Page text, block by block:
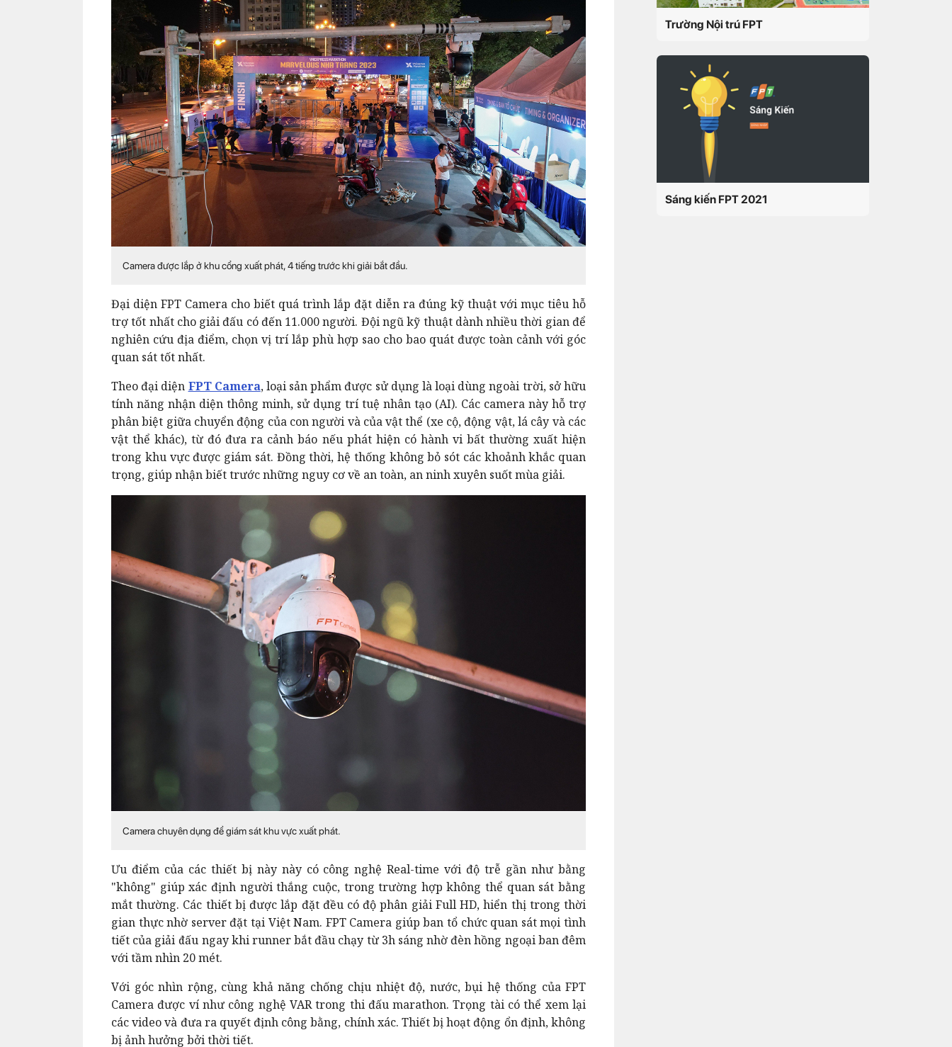
Camera được lắp ở khu cổng xuất phát, 4 tiếng trước khi giải bắt đầu.
Đại diện FPT Camera cho biết quá trình lắp đặt diễn ra đúng kỹ thuật với mục tiêu hỗ
trợ tốt nhất cho giải đấu có đến 11.000 người. Đội ngũ kỹ thuật dành nhiều thời gian để
nghiên cứu địa điểm, chọn vị trí lắp phù hợp sao cho bao quát được toàn cảnh với góc
quan sát tốt nhất.
Theo đại diện FPT Camera, loại sản phẩm được sử dụng là loại dùng ngoài trời, sở hữu
tính năng nhận diện thông minh, sử dụng trí tuệ nhân tạo (AI). Các camera này hỗ trợ
phân biệt giữa chuyển động của con người và của vật thể (xe cộ, động vật, lá cây và các
vật thể khác), từ đó đưa ra cảnh báo nếu phát hiện có hành vi bất thường xuất hiện
trong khu vực được giám sát. Đồng thời, hệ thống không bỏ sót các khoảnh khắc quan
trọng, giúp nhận biết trước những nguy cơ về an toàn, an ninh xuyên suốt mùa giải.
Camera chuyên dụng để giám sát khu vực xuất phát.
Ưu điểm của các thiết bị này này có công nghệ Real-time với độ trễ gần như bằng
"không" giúp xác định người thắng cuộc, trong trường hợp không thể quan sát bằng
mắt thường. Các thiết bị được lắp đặt đều có độ phân giải Full HD, hiển thị trong thời
gian thực nhờ server đặt tại Việt Nam. FPT Camera giúp ban tổ chức quan sát mọi tình
tiết của giải đấu ngay khi runner bắt đầu chạy từ 3h sáng nhờ đèn hồng ngoại ban đêm
với tầm nhìn 20 mét.
Với góc nhìn rộng, cùng khả năng chống chịu nhiệt độ, nước, bụi hệ thống của FPT
Camera được ví như công nghệ VAR trong thi đấu marathon. Trọng tài có thể xem lại
các video và đưa ra quyết định công bằng, chính xác. Thiết bị hoạt động ổn định, không
bị ảnh hưởng bởi thời tiết.
Trường Nội trú FPT
Sáng kiến FPT 2021